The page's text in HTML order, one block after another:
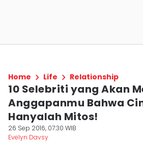
Home Life Relationship
10 Selebriti yang Akan
Anggapanmu Bahwa
Hanyalah Mitos!
26 Sep 2016, 07:30 WIB
Evelyn Davsy